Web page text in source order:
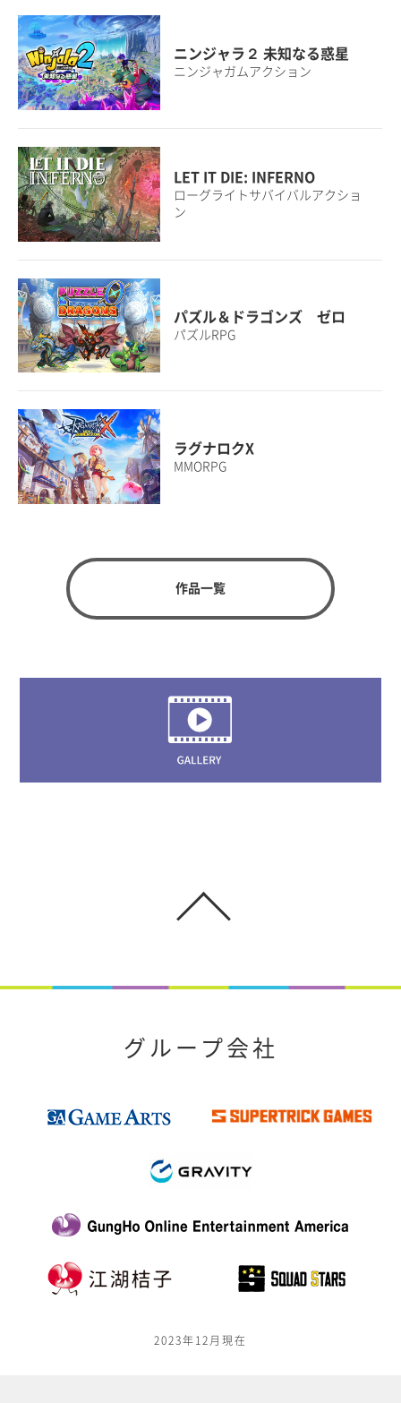
ニンジャラ２ 未知なる惑星
ニンジャガムアクション
LET IT DIE: INFERNO
ローグライトサバイバルアクショ
ン
パズル＆ドラゴンズ ゼロ
パズルRPG
ラグナロクX
MMORPG
作品一覧
グループ会社
2023年12月現在